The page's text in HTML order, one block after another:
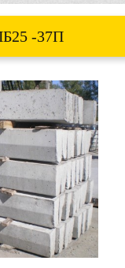
-37П